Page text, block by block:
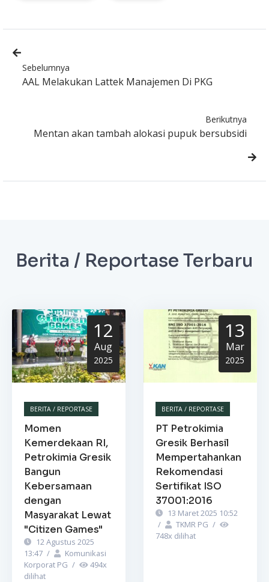
Sebelumnya
AAL Melakukan Lattek Manajemen Di PKG
Berikutnya
Mentan akan tambah alokasi pupuk bersubsidi
Berita / Reportase Terbaru
12
Aug
2025
BERITA / REPORTASE
Momen
Kemerdekaan RI,
Petrokimia Gresik
Bangun
Kebersamaan
dengan
Masyarakat Lewat
"Citizen Games"
12 Agustus 2025
13:47 /
Komunikasi
Korporat PG / 494x
dilihat
13
Mar
2025
BERITA / REPORTASE
PT Petrokimia
Gresik Berhasil
Mempertahankan
Rekomendasi
Sertifikat ISO
37001:2016
13 Maret 2025 10:52
/
TKMR PG /
748x dilihat